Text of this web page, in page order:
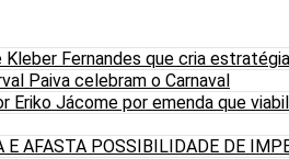
Fernandes que cria
Paiva celebram o Carnaval
Eriko Jácome por emenda que
AFASTA POSSIBILIDADE DE